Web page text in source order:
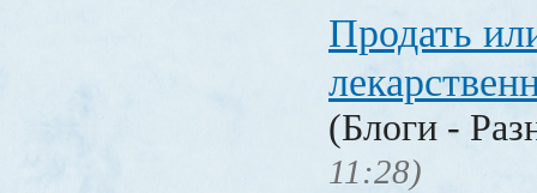
Продать
(Блоги -
11:28)